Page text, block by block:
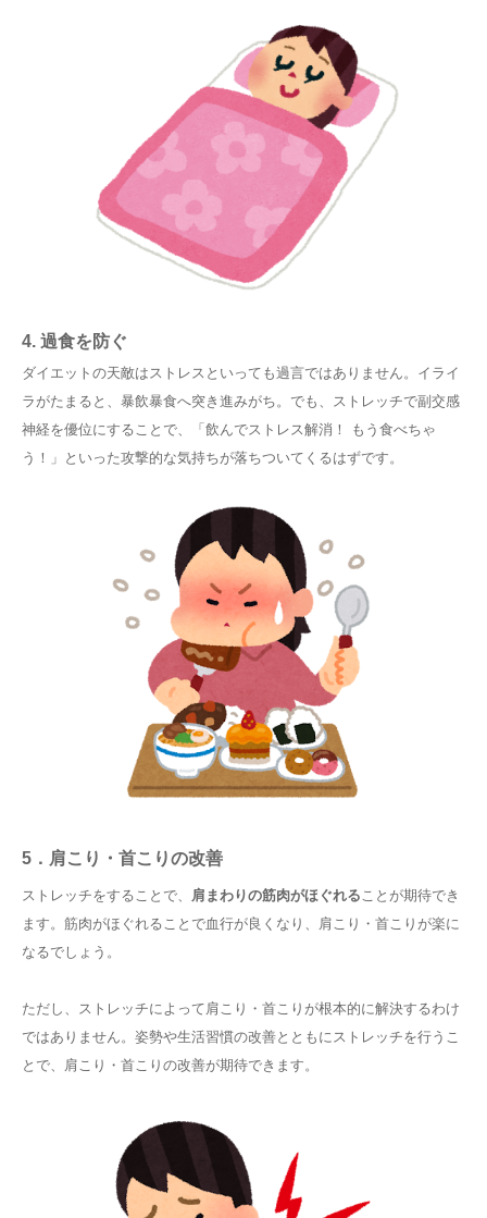
4. 過食を防ぐ
ダイエットの天敵はストレスといっても過言ではありません。イライ
ラがたまると、暴飲暴食へ突き進みがち。でも、ストレッチで副交感
神経を優位にすることで、「飲んでストレス解消！ もう食べちゃ
う！」といった攻撃的な気持ちが落ちついてくるはずです。
5．肩こり・首こりの改善
ストレッチをすることで、 肩まわりの筋肉がほぐれることが期待でき
ます。筋肉がほぐれることで血行が良くなり、肩こり・首こりが楽に
なるでしょう。
ただし、ストレッチによって肩こり・首こりが根本的に解決するわけ
ではありません。姿勢や生活習慣の改善とともにストレッチを行うこ
とで、肩こり・首こりの改善が期待できます。